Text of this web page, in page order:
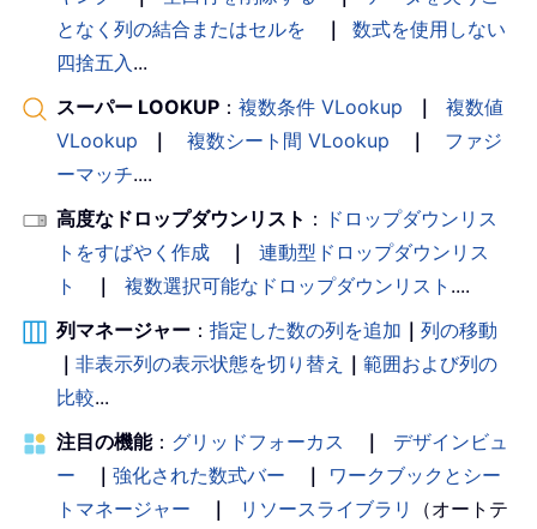
となく列の結合またはセルを
｜
数式を使用しない
四捨五入...
スーパー LOOKUP ： 複数条件 VLookup ｜
複数値
VLookup
｜ 複数シート間 VLookup ｜
ファジ
ーマッチ....
高度なドロップダウンリスト ： ドロップダウンリス
トをすばやく作成
｜
連動型ドロップダウンリス
ト
｜ 複数選択可能なドロップダウンリスト ....
列マネージャー ： 指定した数の列を追加 ｜ 列の移動
｜ 非表示列の表示状態を切り替え ｜ 範囲および列の
比較...
注目の機能： グリッドフォーカス ｜
デザインビュ
ー
｜ 強化された数式バー ｜
ワークブックとシー
トマネージャー
｜ リソースライブラリ
（オートテ